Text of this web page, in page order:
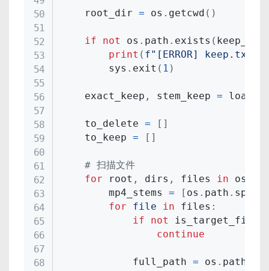
    root_dir
= os . getcwd ( )
if not os . path . exists (
print ( f"[ERROR] keep.txt
        sys
. exit ( 1 )
    exact_keep
, stem_keep =
    to_delete
= [ ]
    to_keep
= [ ]
# 扫描文件
for root , dirs , files in os
        mp4_stems
= [ os . path .
for
file in files :
if
not is_target_file
continue
            full_path
= os . path